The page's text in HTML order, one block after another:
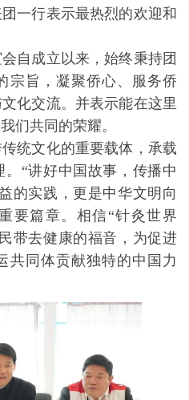
一行表示最热烈的欢迎和
成立以来，始终秉持团
宗旨，凝聚侨心、服务侨
化交流。并表示能在这里
们共同的荣耀。
文化的重要载体，承载
“讲好中国故事，传播中
的实践，更是中华文明向
要篇章。相信“针灸世界
带去健康的福音，为促进
共同体贡献独特的中国力